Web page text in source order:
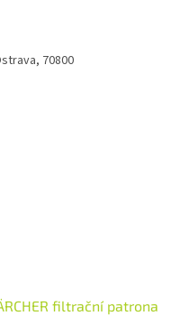
70800
filtrační patrona